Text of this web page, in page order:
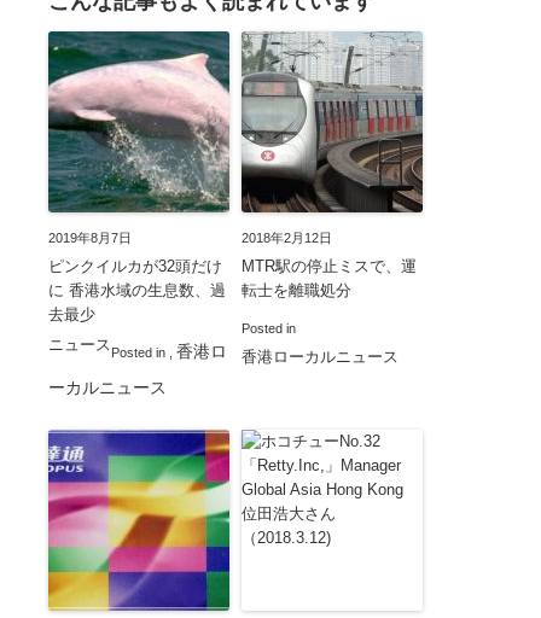
2019年8月7日
ピンクイルカが32頭だけ
に 香港水域の生息数、過
去最少
Posted in
ニュース
香港ロ
ーカルニュース
2018年2月12日
MTR駅の停止ミスで、運
転士を離職処分
Posted in
香港ローカルニュース